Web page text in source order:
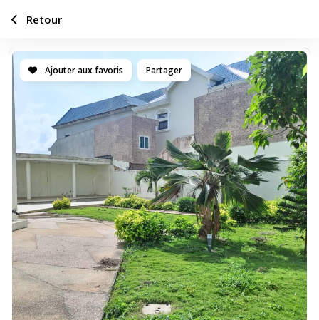
Ajouter aux favoris Partager
Retour